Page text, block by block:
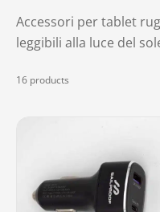
Accessori per tablet
leggibili alla luce del
16 products